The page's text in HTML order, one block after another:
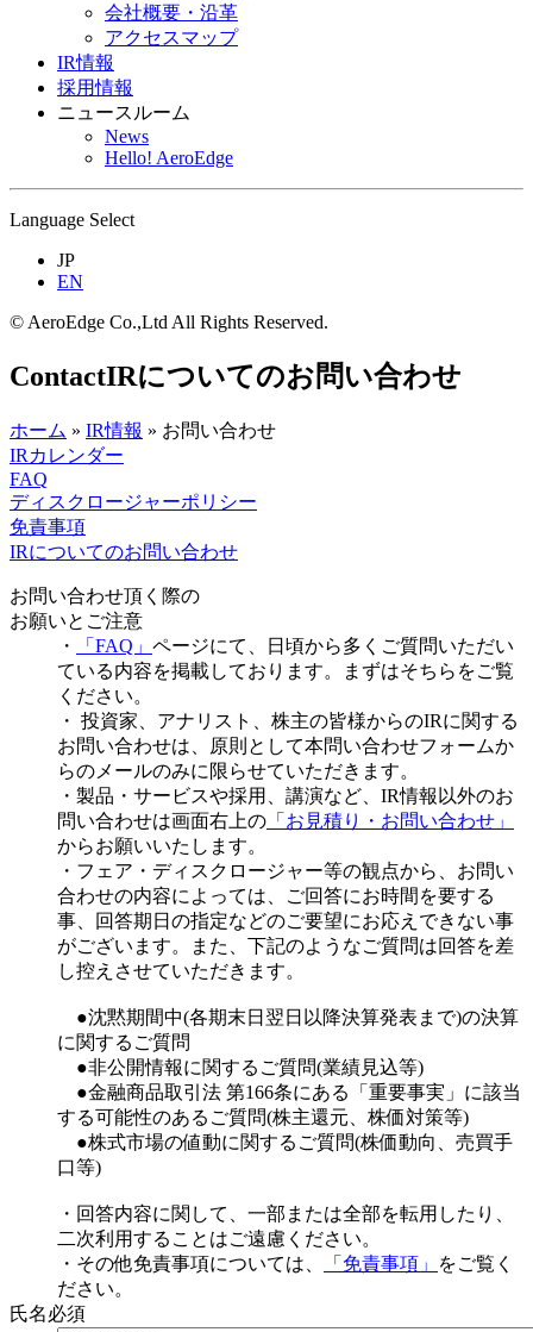
会社概要・沿革
アクセスマップ
IR情報
採用情報
ニュースルーム
News
Hello! AeroEdge
Language Select
JP
EN
© AeroEdge Co.,Ltd All Rights Reserved.
ContactIRについてのお問い合わせ
ホーム » IR情報 » お問い合わせ
IRカレンダー
FAQ
ディスクロージャーポリシー
免責事項
IRについてのお問い合わせ
お問い合わせ頂く際の
お願いとご注意
・
「FAQ」 ページにて、日頃から多くご質問いただい
ている内容を掲載しております。まずはそちらをご覧
ください。
・ 投資家、アナリスト、株主の皆様からのIRに関する
お問い合わせは、原則として本問い合わせフォームか
らのメールのみに限らせていただきます。
・製品・サービスや採用、講演など、IR情報以外のお
問い合わせは画面右上の 「お見積り・お問い合わせ」
からお願いいたします。
・フェア・ディスクロージャー等の観点から、お問い
合わせの内容によっては、ご回答にお時間を要する
事、回答期日の指定などのご要望にお応えできない事
がございます。また、下記のようなご質問は回答を差
し控えさせていただきます。
●沈黙期間中(各期末⽇翌⽇以降決算発表まで)の決算
に関するご質問
●⾮公開情報に関するご質問(業績見込等)
●⾦融商品取引法 第166条にある「重要事実」に該当
する可能性のあるご質問(株主還元、株価対策等)
●株式市場の値動に関するご質問(株価動向、売買手
口等)
・回答内容に関して、一部または全部を転用したり、
二次利用することはご遠慮ください。
・その他免責事項については、
「免責事項」
をご覧く
ださい。
氏名必須